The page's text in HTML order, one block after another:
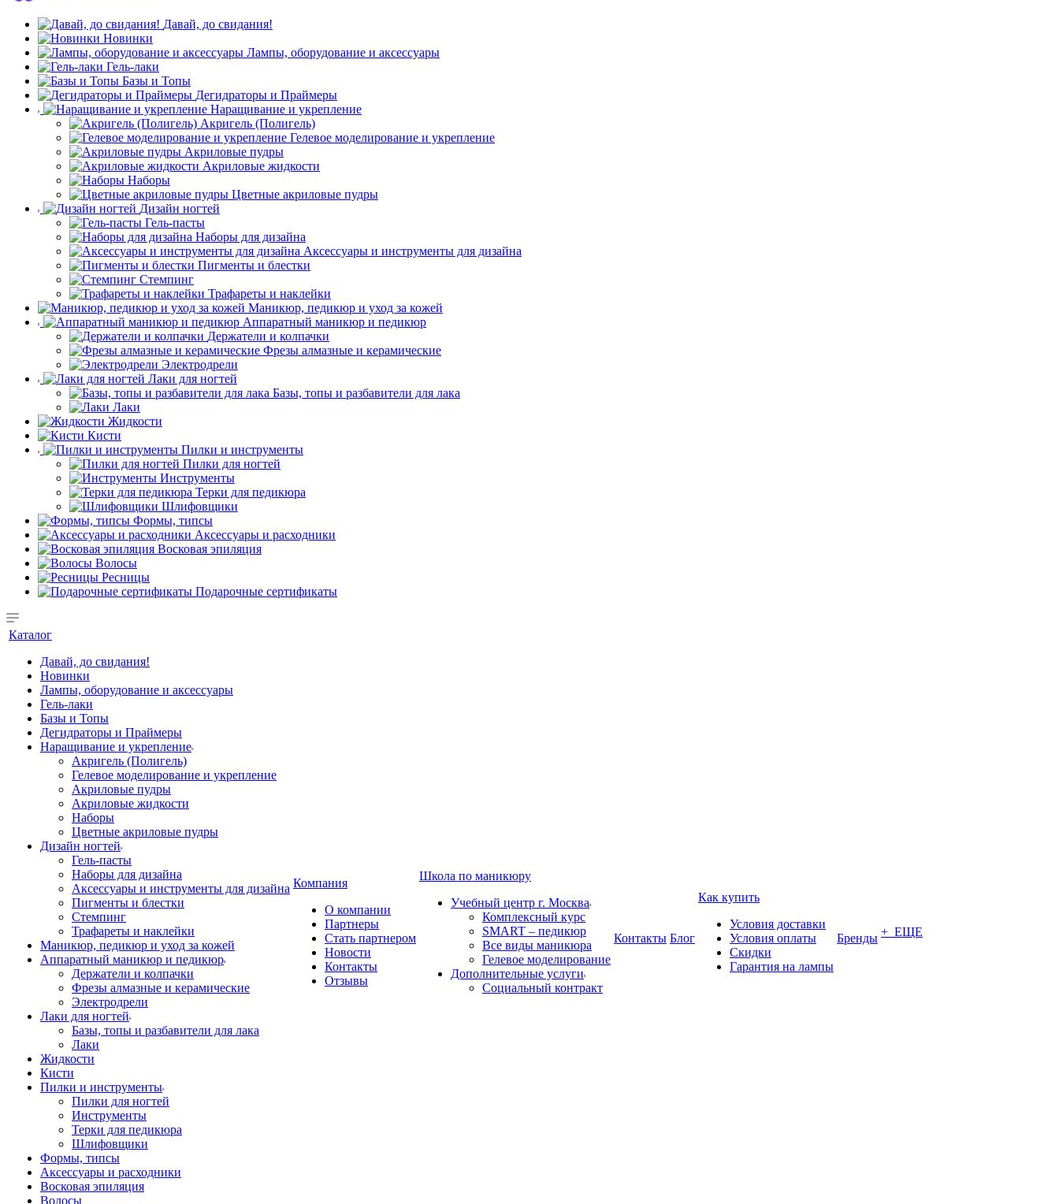
Давай, до свидания!
Новинки
Лампы, оборудование и аксессуары
Гель-лаки
Базы и Топы
Дегидраторы и Праймеры
Наращивание и укрепление
Акригель (Полигель)
Гелевое моделирование и укрепление
Акриловые пудры
Акриловые жидкости
Наборы
Цветные акриловые пудры
Дизайн ногтей
Гель-пасты
Наборы для дизайна
Аксессуары и инструменты для дизайна
Пигменты и блестки
Стемпинг
Трафареты и наклейки
Маникюр, педикюр и уход за кожей
Аппаратный маникюр и педикюр
Держатели и колпачки
Фрезы алмазные и керамические
Электродрели
Лаки для ногтей
Базы, топы и разбавители для лака
Лаки
Жидкости
Кисти
Пилки и инструменты
Пилки для ногтей
Инструменты
Терки для педикюра
Шлифовщики
Формы, типсы
Аксессуары и расходники
Восковая эпиляция
Волосы
Ресницы
Подарочные сертификаты
Каталог
Давай, до свидания!
Новинки
Лампы, оборудование и аксессуары
Гель-лаки
Базы и Топы
Дегидраторы и Праймеры
Наращивание и укрепление
Акригель (Полигель)
Гелевое моделирование и укрепление
Акриловые пудры
Акриловые жидкости
Наборы
Цветные акриловые пудры
Дизайн ногтей
Гель-пасты
Наборы для дизайна
Аксессуары и инструменты для дизайна
Пигменты и блестки
Стемпинг
Трафареты и наклейки
Маникюр, педикюр и уход за кожей
Аппаратный маникюр и педикюр
Держатели и колпачки
Фрезы алмазные и керамические
Электродрели
Лаки для ногтей
Базы, топы и разбавители для лака
Лаки
Жидкости
Кисти
Пилки и инструменты
Пилки для ногтей
Инструменты
Терки для педикюра
Шлифовщики
Формы, типсы
Аксессуары и расходники
Восковая эпиляция
Волосы
Компания
О компании
Партнеры
Стать партнером
Новости
Контакты
Отзывы
Школа по маникюру
Учебный центр г. Москва
Комплексный курс
SMART – педикюр
Все виды маникюра
Гелевое моделирование
Дополнительные услуги
Социальный контракт
Контакты Блог
Как купить
Условия доставки
Условия оплаты
Скидки
Гарантия на лампы
Бренды + ЕЩЕ